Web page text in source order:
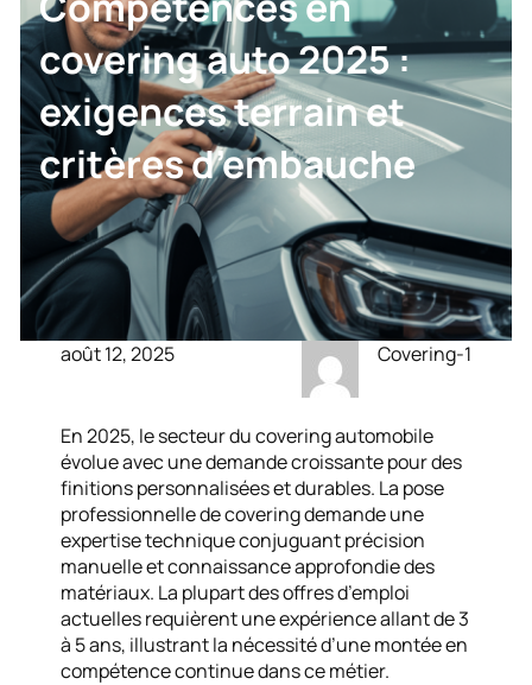
covering auto 2025 :
exigences terrain et
critères d’embauche
août 12, 2025 Covering-1
En 2025, le secteur du covering automobile
évolue avec une demande croissante pour des
finitions personnalisées et durables. La pose
professionnelle de covering demande une
expertise technique conjuguant précision
manuelle et connaissance approfondie des
matériaux. La plupart des offres d’emploi
actuelles requièrent une expérience allant de 3
à 5 ans, illustrant la nécessité d’une montée en
compétence continue dans ce métier.